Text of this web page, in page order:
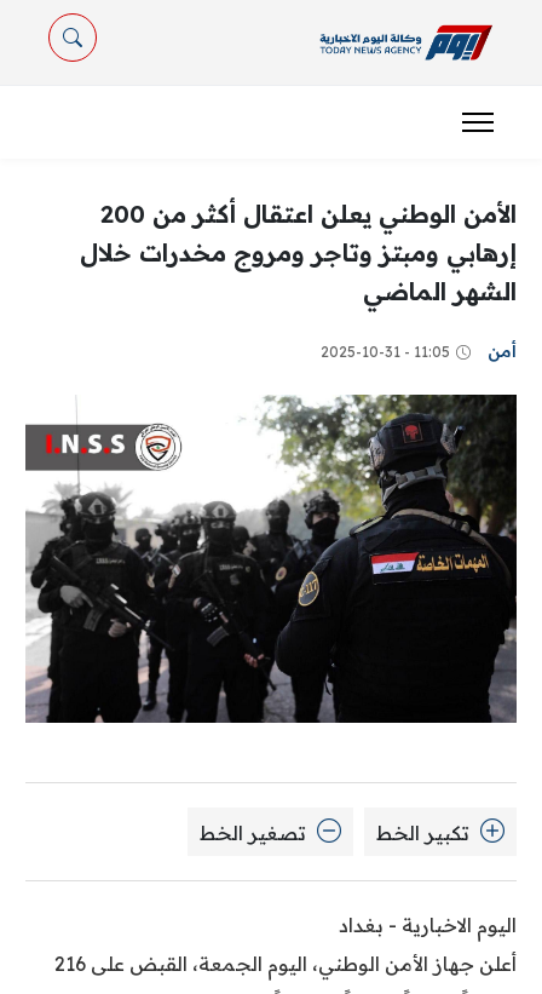
الأمن الوطني يعلن اعتقال أكثر من 200
إرهابي ومبتز وتاجر ومروج مخدرات خلال
الشهر الماضي
أمن 11:05 - 2025-10-31
تكبير الخط تصغير الخط
اليوم الاخبارية - بغداد
أعلن جهاز الأمن الوطني، اليوم الجمعة، القبض على 216